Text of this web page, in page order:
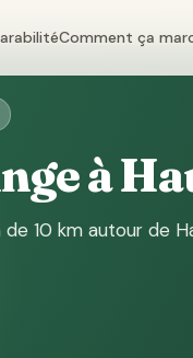
Comment ça
à
10 km autour de